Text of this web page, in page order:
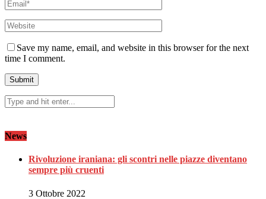
Save my name, email, and website in this browser for the next
time I comment.
News
Rivoluzione iraniana: gli scontri nelle piazze diventano
sempre più cruenti
3 Ottobre 2022